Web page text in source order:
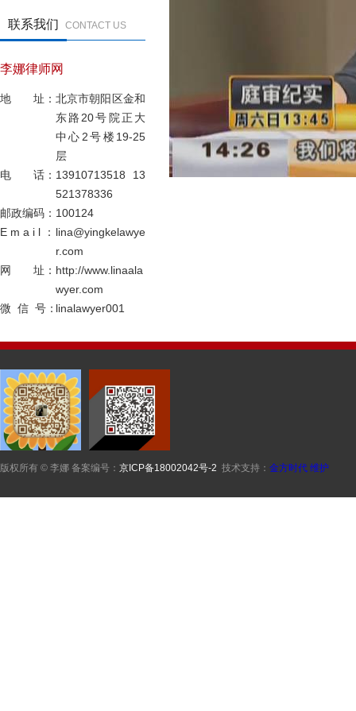
联系我们 CONTACT US
李娜律师网
地 址： 北京市朝阳区金和
东路20号院正大
中心2号楼19-25
层
电 话： 13910713518 13
521378336
邮政编码： 100124
E m a i l ： lina@yingkelawye
r.com
网 址： http://www.linaala
wyer.com
微 信 号：linalawyer001
版权所有 © 李娜 备案编号： 京ICP备18002042号-2 技术支持： 金方时代 维护